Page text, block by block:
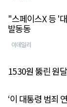
"스페이스X 등 '
발동동
이데일리
1530원 뚫린 원
‘이 대통령 범죄